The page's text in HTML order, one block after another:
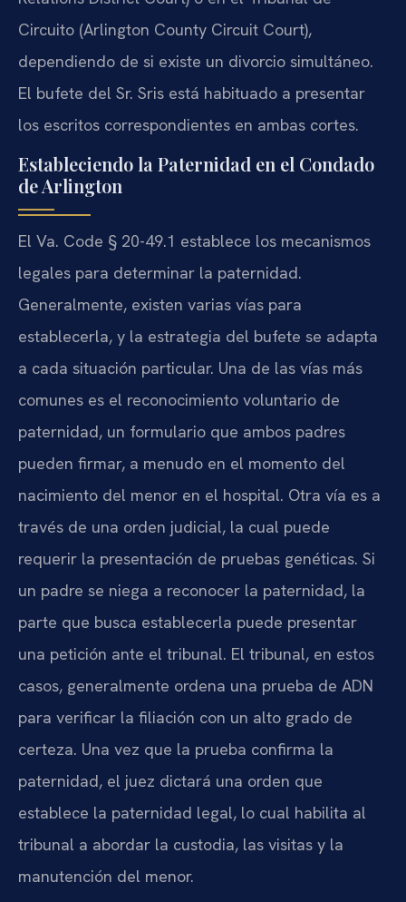
Circuito (Arlington County Circuit Court),
dependiendo de si existe un divorcio simultáneo.
El bufete del Sr. Sris está habituado a presentar
los escritos correspondientes en ambas cortes.
Estableciendo la Paternidad en el Condado
de Arlington
El Va. Code § 20-49.1 establece los mecanismos
legales para determinar la paternidad.
Generalmente, existen varias vías para
establecerla, y la estrategia del bufete se adapta
a cada situación particular. Una de las vías más
comunes es el reconocimiento voluntario de
paternidad, un formulario que ambos padres
pueden firmar, a menudo en el momento del
nacimiento del menor en el hospital. Otra vía es a
través de una orden judicial, la cual puede
requerir la presentación de pruebas genéticas. Si
un padre se niega a reconocer la paternidad, la
parte que busca establecerla puede presentar
una petición ante el tribunal. El tribunal, en estos
casos, generalmente ordena una prueba de ADN
para verificar la filiación con un alto grado de
certeza. Una vez que la prueba confirma la
paternidad, el juez dictará una orden que
establece la paternidad legal, lo cual habilita al
tribunal a abordar la custodia, las visitas y la
manutención del menor.